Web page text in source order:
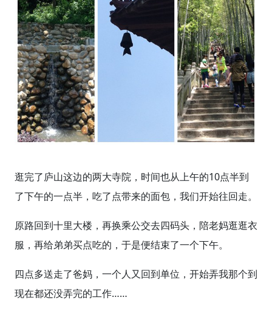
逛完了庐山这边的两大寺院，时间也从上午的10点半到
了下午的一点半，吃了点带来的面包，我们开始往回走。
原路回到十里大楼，再换乘公交去四码头，陪老妈逛逛衣
服，再给弟弟买点吃的，于是便结束了一个下午。
四点多送走了爸妈，一个人又回到单位，开始弄我那个到
现在都还没弄完的工作……